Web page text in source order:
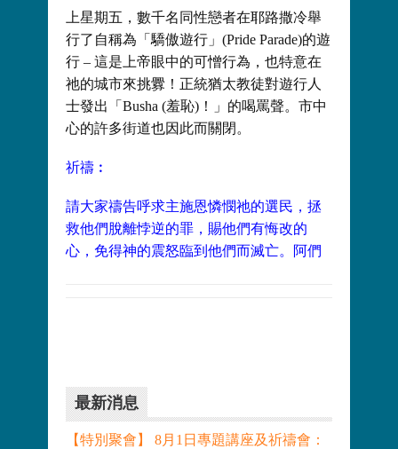
上星期五，數千名同性戀者在耶路撒冷舉
行了自稱為「驕傲遊行」(Pride Parade)的遊
行 – 這是上帝眼中的可憎行為，也特意在
祂的城市來挑釁！正統猶太教徒對遊行人
士發出「Busha (羞恥)！」的喝罵聲。市中
心的許多街道也因此而關閉。
祈禱︰
請大家禱告呼求主施恩憐憫祂的選民，拯
救他們脫離悖逆的罪，賜他們有悔改的
心，免得神的震怒臨到他們而滅亡。阿們
最新消息
【特別聚會】 8月1日專題講座及祈禱會：